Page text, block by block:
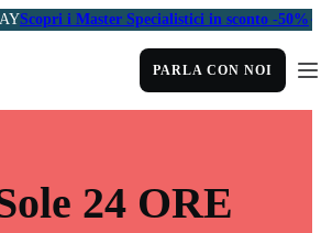
Scopri i Master Specialistici in sconto -50%
PARLA CON NOI
24 ORE